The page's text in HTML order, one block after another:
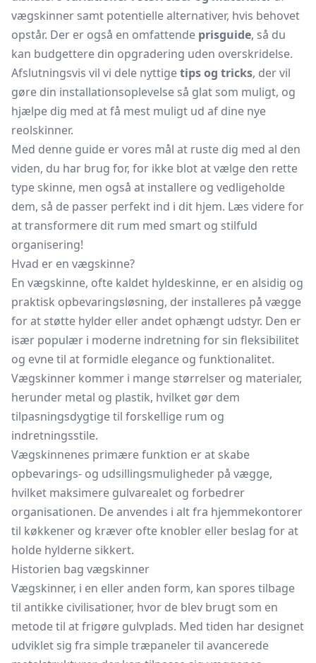
vægskinner samt potentielle alternativer, hvis behovet
opstår. Der er også en omfattende prisguide, så du
kan budgettere din opgradering uden overskridelse.
Afslutningsvis vil vi dele nyttigetips og tricks, der vil
gøre din installationsoplevelse så glat som muligt, og
hjælpe dig med at få mest muligt ud af dine nye
reolskinner.
Med denne guide er vores mål at ruste dig med al den
viden, du har brug for, for ikke blot at vælge den rette
type skinne, men også at installere og vedligeholde
dem, så de passer perfekt ind i dit hjem. Læs videre for
at transformere dit rum med smart og stilfuld
organisering!
Hvad er en vægskinne?
En vægskinne, ofte kaldet hyldeskinne, er en alsidig og
praktisk opbevaringsløsning, der installeres på vægge
for at støtte hylder eller andet ophængt udstyr. Den er
især populær i moderne indretning for sin fleksibilitet
og evne til at formidle elegance og funktionalitet.
Vægskinner kommer i mange størrelser og materialer,
herunder metal og plastik, hvilket gør dem
tilpasningsdygtige til forskellige rum og
indretningsstile.
Vægskinnenes primære funktion er at skabe
opbevarings- og udsillingsmuligheder på vægge,
hvilket maksimere gulvarealet og forbedrer
organisationen. De anvendes i alt fra hjemmekontorer
til køkkener og kræver ofte knobler eller beslag for at
holde hylderne sikkert.
Historien bag vægskinner
Vægskinner, i en eller anden form, kan spores tilbage
til antikke civilisationer, hvor de blev brugt som en
metode til at frigøre gulvplads. Med tiden har designet
udviklet sig fra simple træpaneler til avancerede